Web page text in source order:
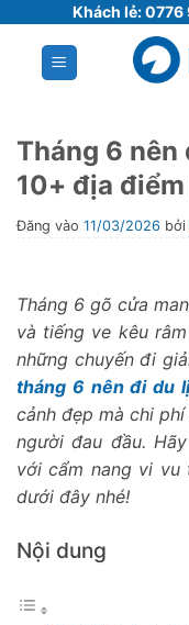
Khách lẻ:0776
Tháng 6 nên
10+ địa
Đăng vào 11/03/2026 bởi
Tháng 6 gõ cửa
và tiếng ve kêu
những chuyến đi
tháng 6 nên đi du
cảnh đẹp mà chi
người đau đầu.
với cẩm nang vi vu
dưới đây nhé!
Nội dung